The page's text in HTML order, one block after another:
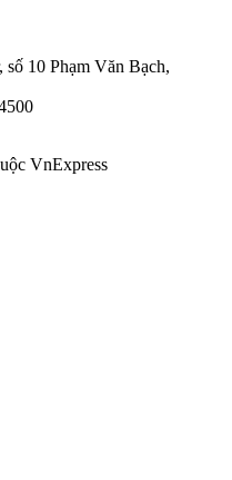
10 Phạm Văn Bạch,
VnExpress